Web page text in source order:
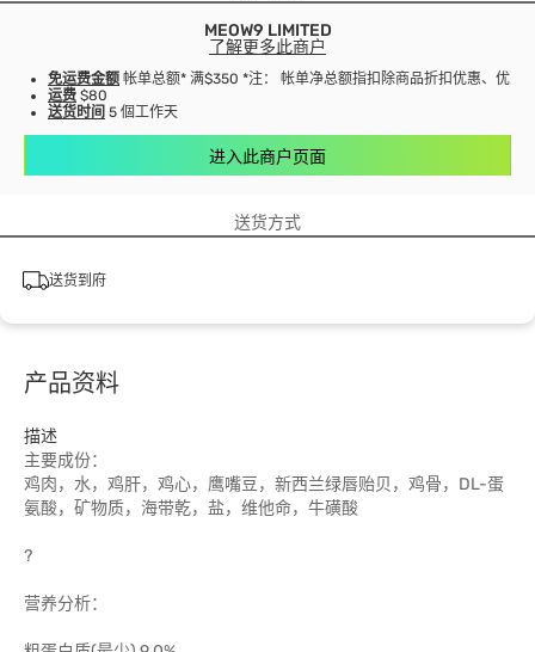
MEOW9 LIMITED
了解更多此商户
免运费金额 帐单总额* 满$350 *注： 帐单净总额指扣除商品折扣优惠、优惠
运费 $80
送货时间 5 個工作天
进入此商户页面
送货方式
送货到府
产品资料
描述
主要成份：
鸡肉，水，鸡肝，鸡心，鹰嘴豆，新西兰绿唇贻贝，鸡骨，DL-蛋
氨酸，矿物质，海带乾，盐，维他命，牛磺酸
?
营养分析：